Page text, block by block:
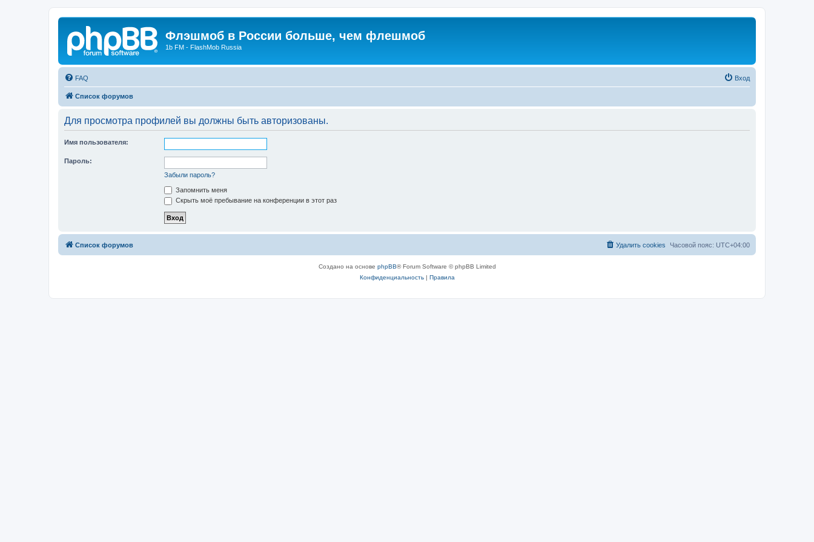
Флэшмоб в России больше, чем флешмоб
1b FM - FlashMob Russia
FAQ Вход
Список форумов
Для просмотра профилей вы должны быть авторизованы.
Имя пользователя:
Пароль:
Забыли пароль?
Запомнить меня
Скрыть моё пребывание на конференции в этот раз
Список форумов Часовой пояс: UTC+04:00
Удалить cookies
Создано на основе phpBB® Forum Software © phpBB Limited
Конфиденциальность| Правила